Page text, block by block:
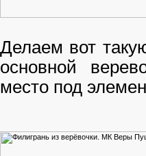
Делаем вот
основной
место под